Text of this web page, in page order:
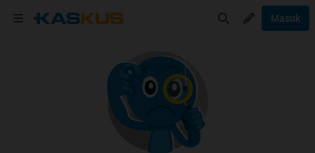
Masuk